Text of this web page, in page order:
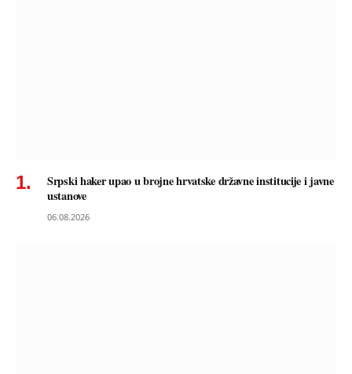
Srpski haker upao u brojne hrvatske državne institucije i javne
ustanove
06.08.2026